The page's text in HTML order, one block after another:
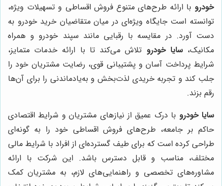
خودرو با ارائه طرح‌های متنوع فروش اقساطی و تسهیلات ویژه،
توانسته است جایگاه ویژه‌ای در میان متقاضیان خرید خودرو به
دست آورد. در مقایسه با رقبایی مانند سپند خودرو و همراه
مکانیک،سایا خودرو تلاش می‌کند تا با ارائه خدمات متمایز،
شرایط پرداخت آسان و پشتیبانی قوی، رضایت مشتریان خود را
جلب کند و تجربه خریدی لذت‌بخش و به‌یادماندنی را برای آن‌ها
رقم بزند.
سایا خودرو با درک عمیق از نیازهای مشتریان و شرایط اقتصادی
حاکم بر جامعه، طرح‌های فروش اقساطی خود را به گونه‌ای
طراحی کرده است که برای طیف گسترده‌ای از افراد با شرایط مالی
مختلف، مناسب و قابل دسترس باشد. این شرکت با ارائه
مشاوره‌های تخصصی و راهنمایی‌های لازم، به مشتریان کمک